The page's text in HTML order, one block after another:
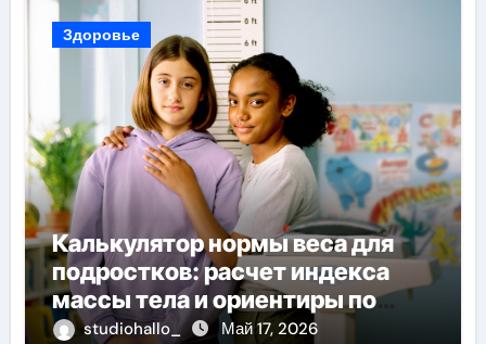
Здоровье
Калькулятор нормы веса для
подростков: расчет индекса
массы тела и ориентиры по
возрасту, росту и полу
studiohallo_ Май 17, 2026